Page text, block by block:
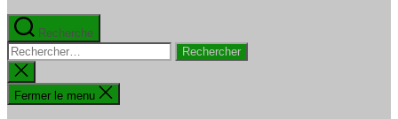
Recherche
Rechercher :
Fermer
la
recherche
Fermer le menu